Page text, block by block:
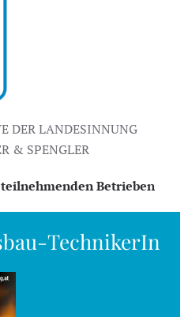
DER LANDESINNUNG
& SPENGLER
Betrieben
TechnikerIn